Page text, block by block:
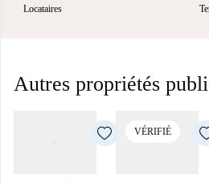
Locataires
Autres propriétés
VÉRIFIÉ